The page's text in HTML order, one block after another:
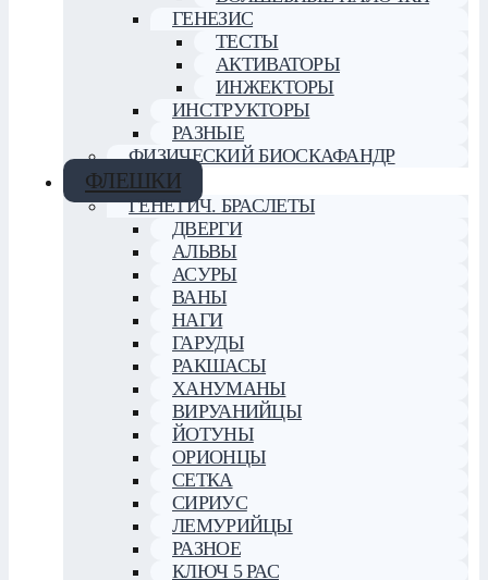
ГЕНЕЗИС
ТЕСТЫ
АКТИВАТОРЫ
ИНЖЕКТОРЫ
ИНСТРУКТОРЫ
РАЗНЫЕ
ФИЗИЧЕСКИЙ БИОСКАФАНДР
ФЛЕШКИ
ГЕНЕТИЧ. БРАСЛЕТЫ
ДВЕРГИ
АЛЬВЫ
АСУРЫ
ВАНЫ
НАГИ
ГАРУДЫ
РАКШАСЫ
ХАНУМАНЫ
ВИРУАНИЙЦЫ
ЙОТУНЫ
ОРИОНЦЫ
СЕТКА
СИРИУС
ЛЕМУРИЙЦЫ
РАЗНОЕ
КЛЮЧ 5 РАС